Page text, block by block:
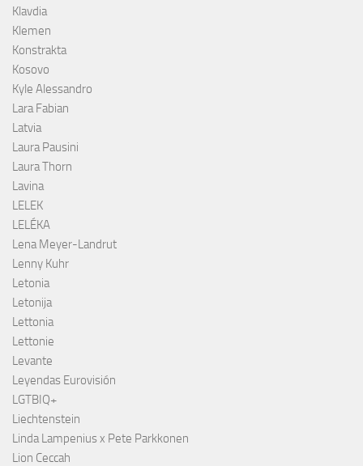
Klavdia
Klemen
Konstrakta
Kosovo
Kyle Alessandro
Lara Fabian
Latvia
Laura Pausini
Laura Thorn
Lavina
LELEK
LELÉKA
Lena Meyer-Landrut
Lenny Kuhr
Letonia
Letonija
Lettonia
Lettonie
Levante
Leyendas Eurovisión
LGTBIQ+
Liechtenstein
Linda Lampenius x Pete Parkkonen
Lion Ceccah